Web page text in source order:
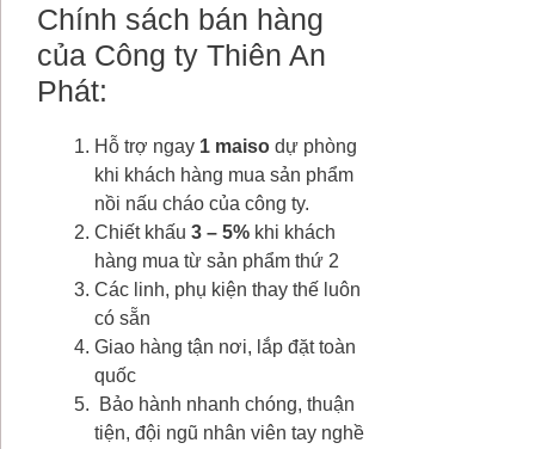
Chính sách bán hàng
của Công ty Thiên An
Phát:
Hỗ trợ ngay 1 maiso dự phòng
khi khách hàng mua sản phẩm
nồi nấu cháo của công ty.
Chiết khấu 3 – 5% khi khách
hàng mua từ sản phẩm thứ 2
Các linh, phụ kiện thay thế luôn
có sẵn
Giao hàng tận nơi, lắp đặt toàn
quốc
Bảo hành nhanh chóng, thuận
tiện, đội ngũ nhân viên tay nghề